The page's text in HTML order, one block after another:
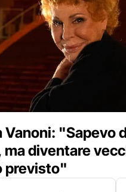
Vanoni: "Sapevo
ma diventare
previsto"